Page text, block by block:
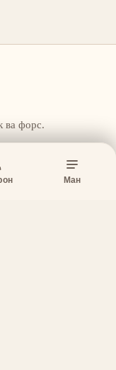
Ман
ва форс.